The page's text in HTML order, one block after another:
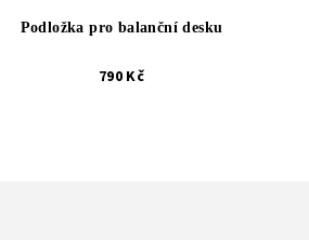
Podložka pro balanční desku
790 Kč